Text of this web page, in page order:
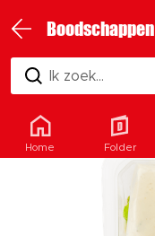
Boodschappen
Ik zoek...
Home Folder